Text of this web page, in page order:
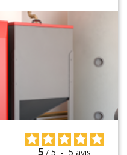
5 / 5 - 5 avis